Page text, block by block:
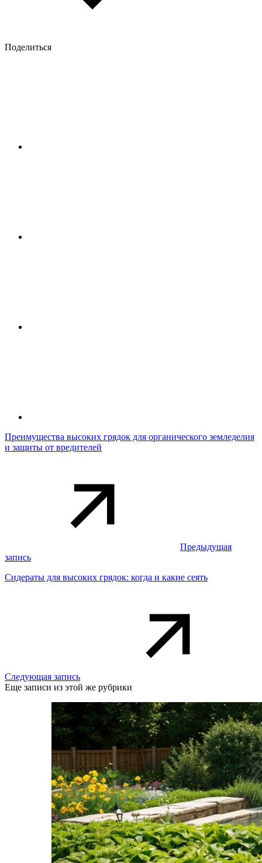
Поделиться
Преимущества высоких грядок для органического земледелия
и защиты от вредителей
Предыдущая
запись
Сидераты для высоких грядок: когда и какие сеять
Следующая запись
Еще записи из этой же рубрики